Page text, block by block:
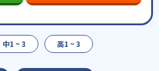
中1 ~ 3 高1 ~ 3